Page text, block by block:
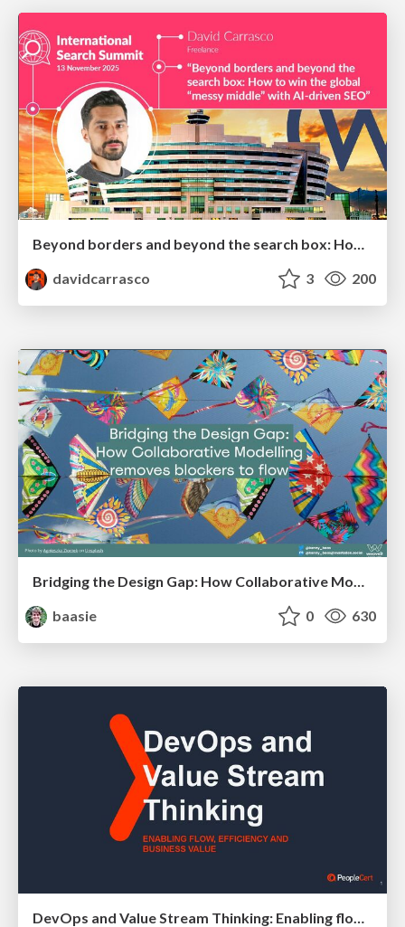
Beyond borders and beyond the search box: How to win the global "messy middle" with AI-driven SEO
davidcarrasco
3 200
baasie
0 630
DevOps and Value Stream Thinking: Enabling flow, efficiency and business value